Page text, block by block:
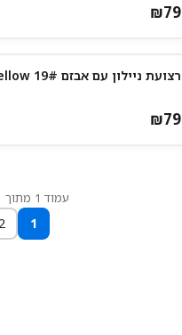
₪79
רצועת ניילון עם אבזם 19# Yellow
₪79
עמוד 1 מתוך
1
2